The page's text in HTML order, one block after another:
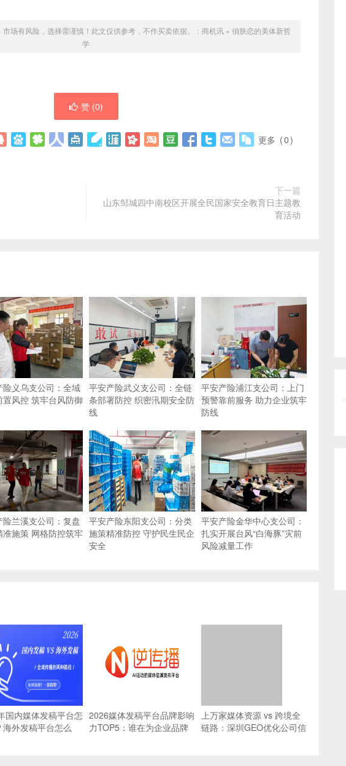
场有风险，选择需谨慎！此文仅供参考，不作买卖依据。： 商机讯» 俏肤恋的美体新哲
学
赞 (0)
更多 (0)
下一篇
山东邹城四中南校区开展全民国家安全教育日主题教
育活动
险义乌支公司：全域
置风控 筑牢台风防御
平安产险武义支公司：全链
条部署防控 织密汛期安全防
线
平安产险浦江支公司：上门
预警靠前服务 助力企业筑牢
防线
险兰溪支公司：复盘
准施策 网格防控筑牢
平安产险东阳支公司：分类
施策精准防控 守护民生民企
安全
平安产险金华中心支公司：
扎实开展台风“白海豚”灾前
风险减量工作
国内媒体发稿平台怎
海外发稿平台怎么
2026媒体发稿平台品牌影响
力TOP5：谁在为企业品牌
上万家媒体资源 vs 跨境全
链路：深圳GEO优化公司信